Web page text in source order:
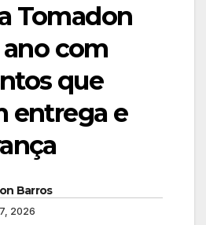
Tomadon
com
que
entrega e
Barros
2026